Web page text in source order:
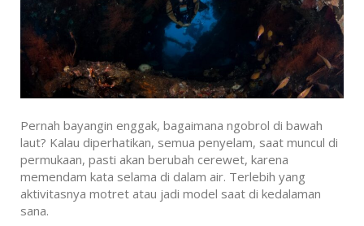
Pernah bayangin enggak, bagaimana ngobrol di bawah
laut? Kalau diperhatikan, semua penyelam, saat muncul di
permukaan, pasti akan berubah cerewet, karena
memendam kata selama di dalam air. Terlebih yang
aktivitasnya motret atau jadi model saat di kedalaman
sana.